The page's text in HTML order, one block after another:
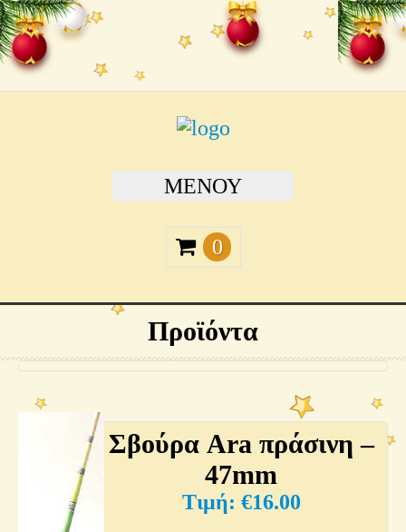
ΜΕΝΟΎ
0
Προϊόντα
Σβούρα Ara πράσινη –
47mm
€16.00